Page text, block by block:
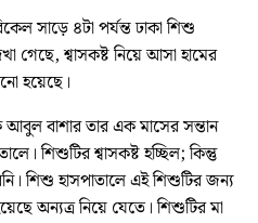
সাড়ে ৪টা পর্যন্ত ঢাকা শিশু
গেছে, শ্বাসকষ্ট নিয়ে আসা হামের
হয়েছে।
আবুল বাশার তার এক মাসের সন্তান
শিশুটির শ্বাসকষ্ট হচ্ছিল; কিন্তু
শিশু হাসপাতালে এই শিশুটির জন্য
অন্যত্র নিয়ে যেতে। শিশুটির মা